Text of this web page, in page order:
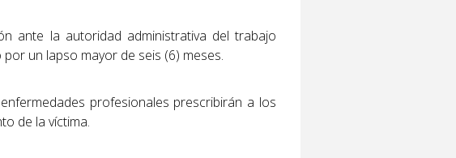
ante la autoridad administrativa del trabajo
un lapso mayor de seis (6) meses.
profesionales prescribirán a los
de la víctima.